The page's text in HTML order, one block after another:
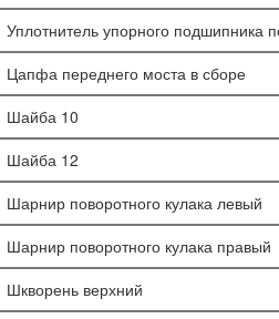
Уплотнитель упорного подшипника
Цапфа переднего моста в сборе
Шайба 10
Шайба 12
Шарнир поворотного кулака левый
Шарнир поворотного кулака правый
Шкворень верхний